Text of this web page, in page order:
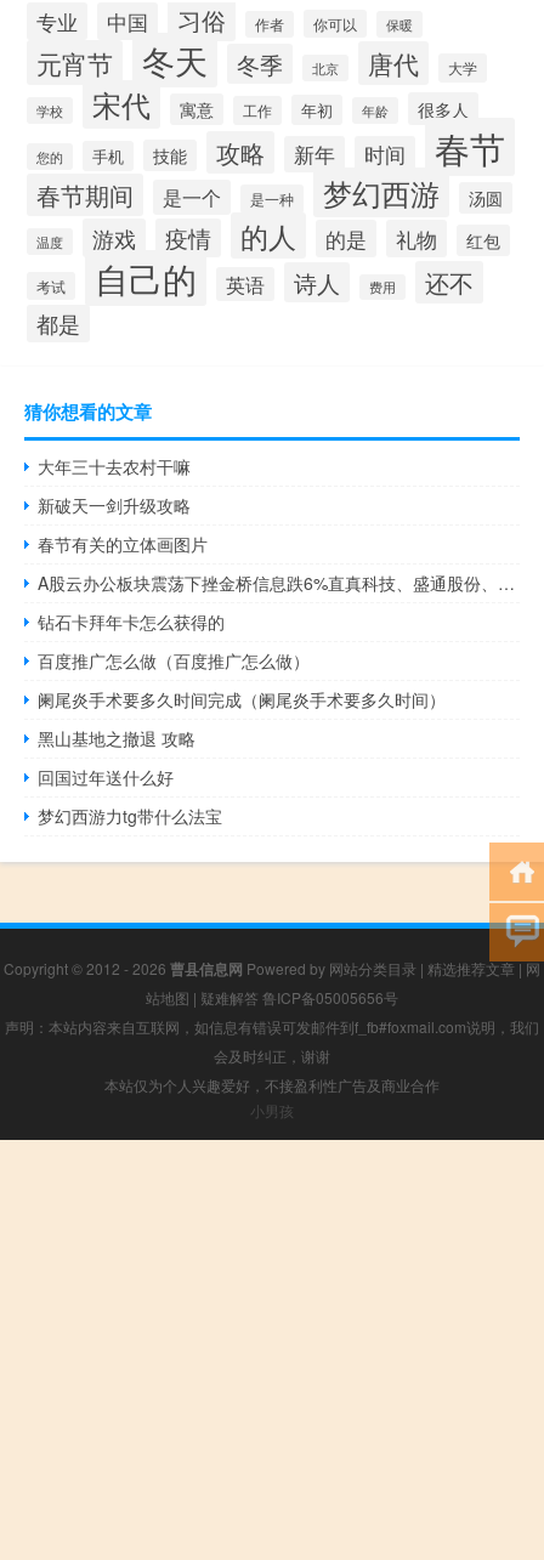
专业 中国 习俗 作者 你可以 保暖
元宵节 冬天 冬季 北京 唐代 大学
学校 宋代 寓意 工作 年初 年龄 很多人
您的 手机 技能 攻略 新年 时间 春节
春节期间 是一个 是一种 梦幻西游 汤圆
温度 游戏 疫情 的人 的是 礼物 红包
考试 自己的 英语 诗人 费用 还不
都是
猜你想看的文章
大年三十去农村干嘛
新破天一剑升级攻略
春节有关的立体画图片
A股云办公板块震荡下挫金桥信息跌6%直真科技、盛通股份、天地在线、润建股份、人民网等跟跌
钻石卡拜年卡怎么获得的
百度推广怎么做（百度推广怎么做）
阑尾炎手术要多久时间完成（阑尾炎手术要多久时间）
黑山基地之撤退 攻略
回国过年送什么好
梦幻西游力tg带什么法宝
Copyright © 2012 - 2026 曹县信息网 Powered by 网站分类目录 | 精选推荐文章|网
站地图 | 疑难解答 鲁ICP备05005656号
声明：本站内容来自互联网，如信息有错误可发邮件到f_fb#foxmail.com说明，我们
会及时纠正，谢谢
本站仅为个人兴趣爱好，不接盈利性广告及商业合作
小男孩